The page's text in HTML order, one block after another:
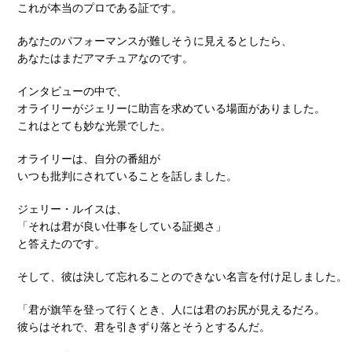
これが本当のプロである証です。
あなたのパフォーマンスが難しそうに見えるとしたら、
あなたはまだアマチュアなのです。
インタビューの中で、
オライリーがジェリーに助言を求めている場面がありました。
これはとても妙な光景でした。
オライリーは、自分の番組が
いつも批判にされていることを話しました。
ジェリー・ルイスは、
「それは君が良い仕事をしている証拠さ」
と答えたのです。
そして、彼は決して忘れることのできない名言を付け足しました。
「君が旗竿を登って行くとき、人には君のお尻が見えるだろ。
彼らはそれで、君を引きずり落とそうとするんだ。